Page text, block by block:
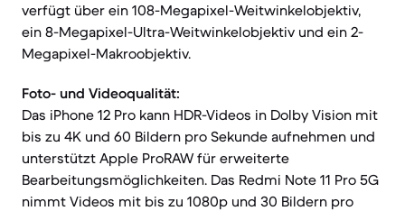
verfügt über ein 108-Megapixel-Weitwinkelobjektiv,
ein 8-Megapixel-Ultra-Weitwinkelobjektiv und ein 2-
Megapixel-Makroobjektiv.
Foto- und Videoqualität:
Das iPhone 12 Pro kann HDR-Videos in Dolby Vision mit
bis zu 4K und 60 Bildern pro Sekunde aufnehmen und
unterstützt Apple ProRAW für erweiterte
Bearbeitungsmöglichkeiten. Das Redmi Note 11 Pro 5G
nimmt Videos mit bis zu 1080p und 30 Bildern pro